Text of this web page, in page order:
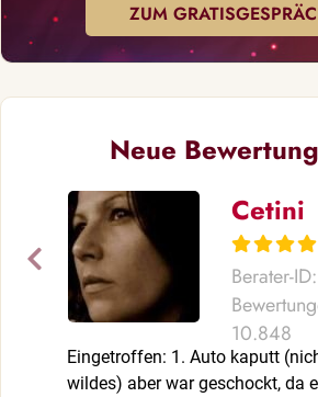
ZUM
Neue
Cetini
Berater-
10.848
Eingetroffen: 1. Auto kaputt
wildes) aber war geschockt, da